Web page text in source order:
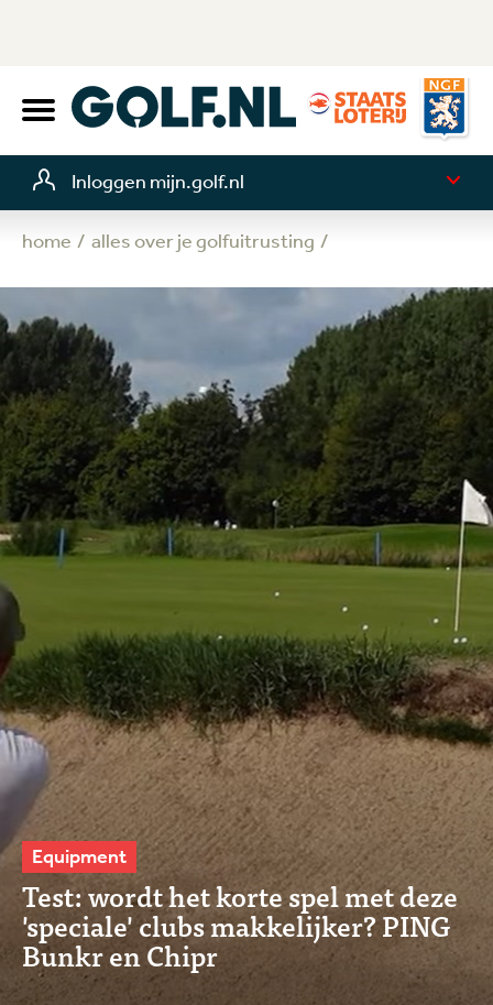
Inloggen mijn.golf.nl
home alles over je golfuitrusting
Equipment
Test: wordt het korte spel met deze
'speciale' clubs makkelijker? PING
Bunkr en Chipr